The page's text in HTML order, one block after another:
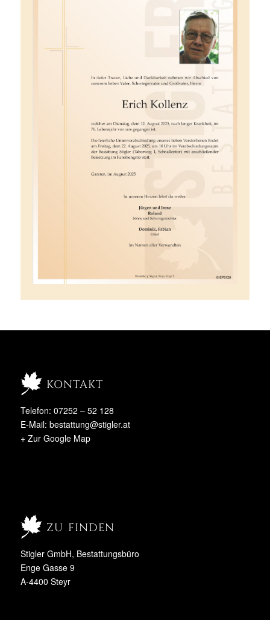
kontakt
Telefon: 07252 – 52 128
E-Mail: bestattung@stigler.at
+ Zur Google Map
zu finden
Stigler GmbH, Bestattungsbüro
Enge Gasse 9
A-4400 Steyr